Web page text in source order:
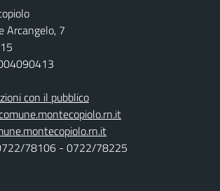
Arcangelo, 7
con il pubblico
78106 - 0722/78225